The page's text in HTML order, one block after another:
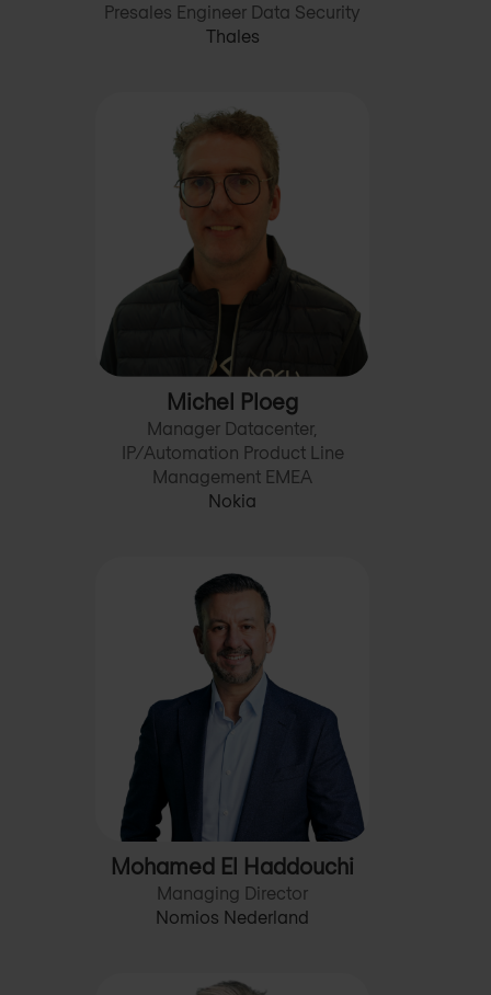
Presales Engineer Data Security
Thales
Michel Ploeg
Manager Datacenter,
IP/Automation Product Line
Management EMEA
Nokia
Mohamed El Haddouchi
Managing Director
Nomios Nederland